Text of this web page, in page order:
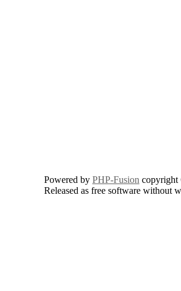
Powered by PHP-Fusion copyright
Released as free software without